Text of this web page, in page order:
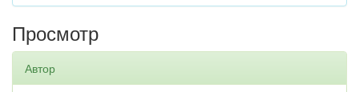
Просмотр
Автор